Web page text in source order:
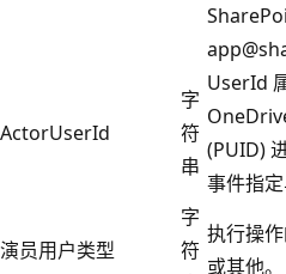
ActorUserId
字
符
串
UserId
(PUID)
事件指
演员用户类型
字
符
执行操
或其他。